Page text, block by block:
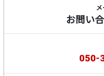
お問い
050-